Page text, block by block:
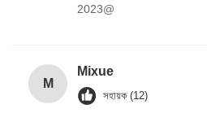
2023@
M
Mixue
সহায়ক (12)